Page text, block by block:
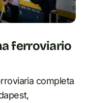
ferroviario
completa